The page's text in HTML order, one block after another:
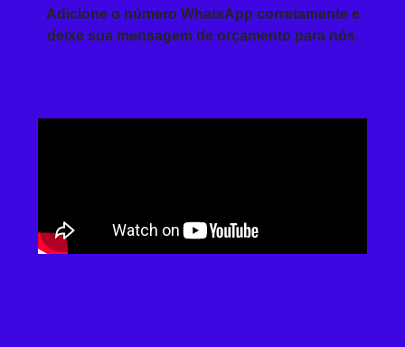
Adicione o número WhatsApp corretamente e
deixe sua mensagem de orçamento para nós.